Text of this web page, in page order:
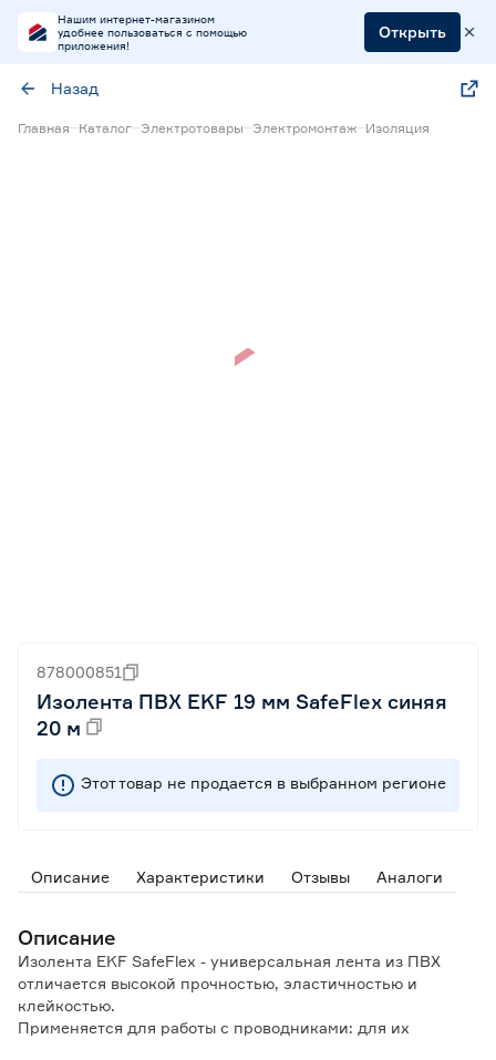
Нашим интернет-магазином
удобнее пользоваться с помощью
приложения!
Открыть
Назад
Главная Каталог Электротовары Электромонтаж Изоляция
878000851
Изолента ПВХ EKF 19 мм SafeFlex синяя
20 м
Этот товар не продается в выбранном регионе
Описание Характеристики Отзывы Аналоги
Описание
Изолента EKF SafeFlex - универсальная лента из ПВХ
отличается высокой прочностью, эластичностью и
клейкостью.
Применяется для работы с проводниками: для их